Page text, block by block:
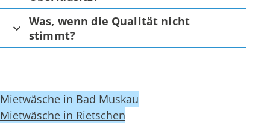
Was, wenn die Qualität nicht
stimmt?
Mietwäsche in Bad Muskau
Mietwäsche in Rietschen